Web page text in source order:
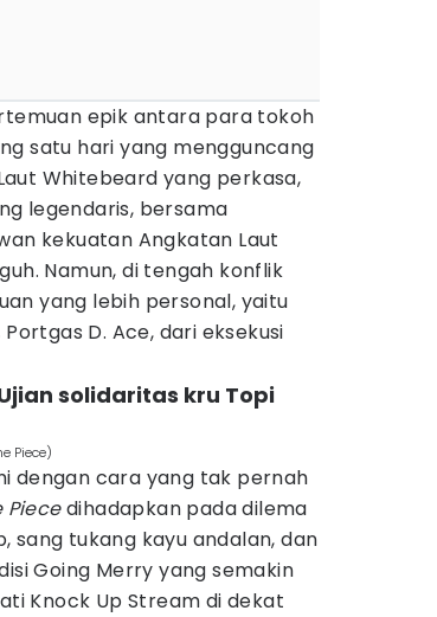
epik antara para tokoh
satu hari yang mengguncang
Whitebeard yang perkasa,
legendaris, bersama
kekuatan Angkatan Laut
Namun, di tengah konflik
yang lebih personal, yaitu
D. Ace, dari eksekusi
solidaritas kru Topi
Piece)
dengan cara yang tak pernah
Piecedihadapkan pada dilema
sang tukang kayu andalan, dan
Going Merry yang semakin
Knock Up Stream di dekat